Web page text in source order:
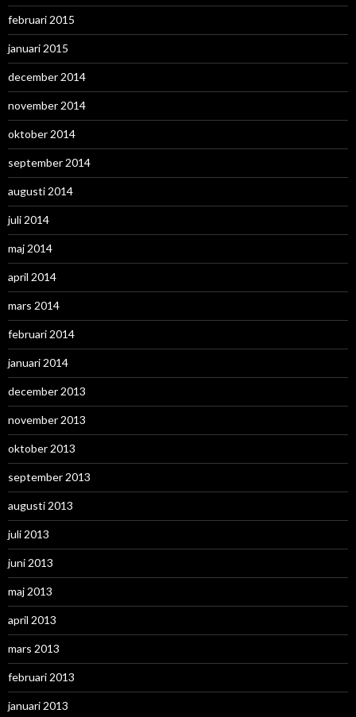
februari 2015
januari 2015
december 2014
november 2014
oktober 2014
september 2014
augusti 2014
juli 2014
maj 2014
april 2014
mars 2014
februari 2014
januari 2014
december 2013
november 2013
oktober 2013
september 2013
augusti 2013
juli 2013
juni 2013
maj 2013
april 2013
mars 2013
februari 2013
januari 2013